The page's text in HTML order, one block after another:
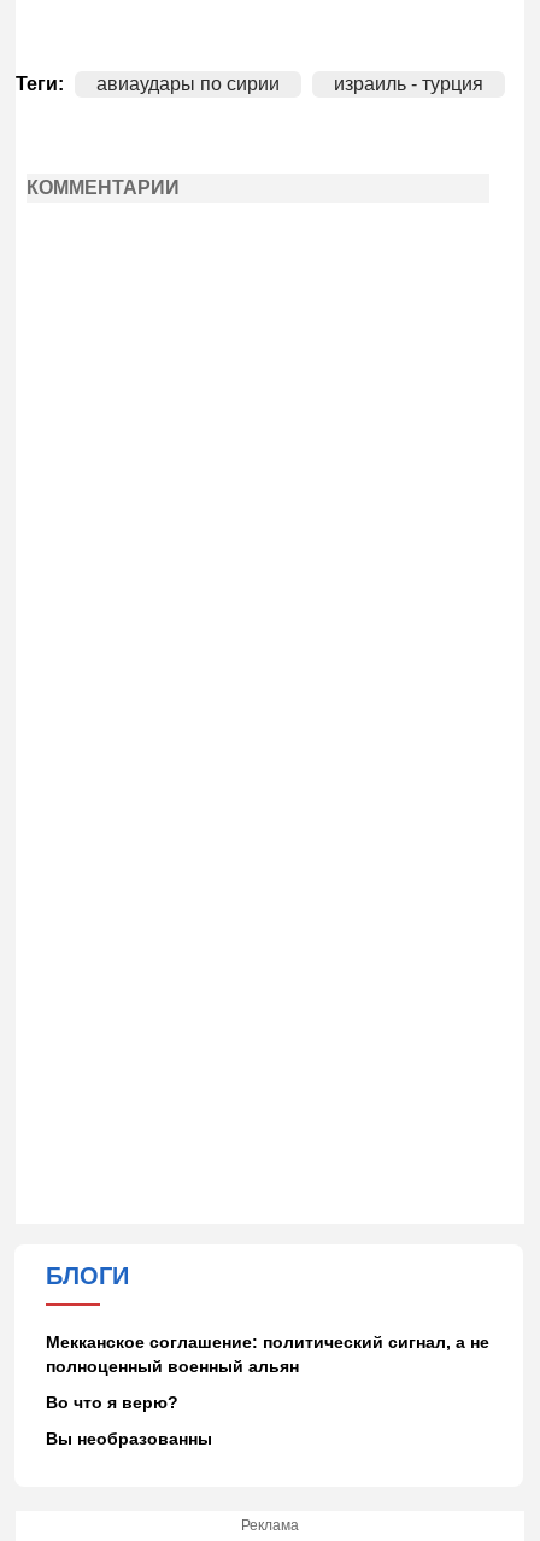
Теги: авиаудары по сирии израиль - турция
КОММЕНТАРИИ
БЛОГИ
Мекканское соглашение: политический сигнал, а не
полноценный военный альян
Во что я верю?
Вы необразованны
Реклама